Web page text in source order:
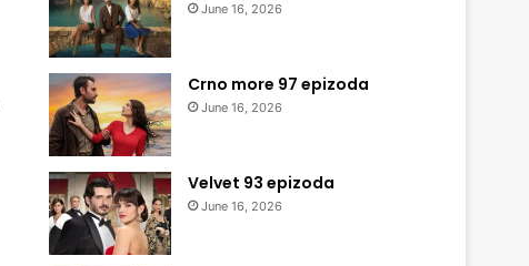
June 16, 2026
Crno more 97 epizoda
June 16, 2026
Velvet 93 epizoda
June 16, 2026